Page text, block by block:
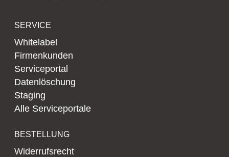
SERVICE
Whitelabel
Firmenkunden
Serviceportal
Datenlöschung
Staging
Alle Serviceportale
BESTELLUNG
Widerrufsrecht